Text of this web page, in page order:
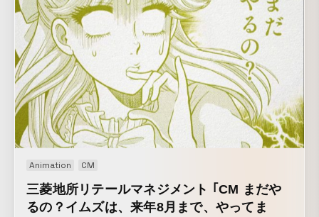
Animation CM
三菱地所リテールマネジメント ｢CM まだや
るの？イムズは、来年8月まで、やってま